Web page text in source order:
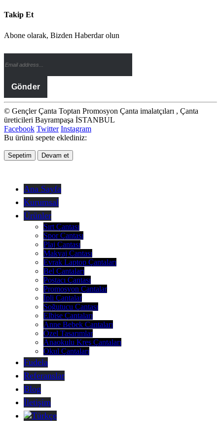
Takip Et
Abone olarak, Bizden Haberdar olun
© Gençler Çanta Toptan Promosyon Çanta imalatçıları , Çanta
üreticileri Bayrampaşa İSTANBUL
Facebook Twitter Instagram
Bu ürünü sepete eklediniz:
Sepetim Devam et
Ana Sayfa
Kurumsal
Ürünler
Sırt Çantası
Spor Çantası
Plaj Çantası
Makyaj Çantası
Evrak Laptop Çantaları
Bel Çantaları
Postacı Çantası
Promosyon Çantalar
İpli Çantalar
Soğutucu Çantası
Elbise Çantaları
Anne Bebek Çantaları
Özel Tasarımlar
Anaokulu Kreş Çantaları
Okul Çantaları
Fudela
Referanslar
Blog
İletişim
Türkçe